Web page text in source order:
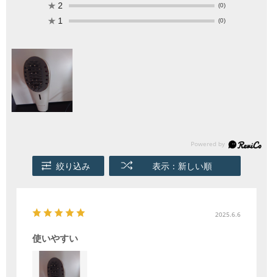
★ 2 (0)
★ 1 (0)
絞り込み 表示：新しい順
2025.6.6
使いやすい